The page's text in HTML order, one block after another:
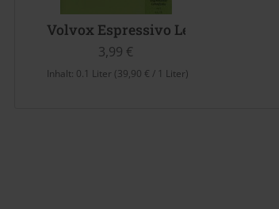
Volvox Espressivo Lehmfarbe (Vert)
3,99 €
Inhalt: 0.1 Liter (39,90 € / 1 Liter)